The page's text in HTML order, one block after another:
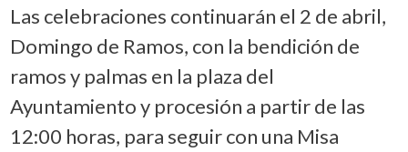
Las celebraciones continuarán el 2 de abril,
Domingo de Ramos, con la bendición de
ramos y palmas en la plaza del
Ayuntamiento y procesión a partir de las
12:00 horas, para seguir con una Misa